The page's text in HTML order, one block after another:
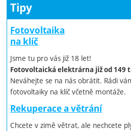
Tipy
Fotovoltaika
na klíč
Jsme tu pro vás již 18 let!
Fotovoltaická elektrárna již od 149
Neváhejte se na nás obrátit. Rádi
fotovoltaiky na klíč včetně montáže.
Rekuperace a větrání
Chcete v zimě větrat, ale nechcete